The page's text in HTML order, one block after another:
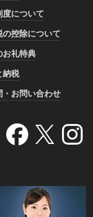
について
控除について
お礼特典
納税
・お問い合わせ